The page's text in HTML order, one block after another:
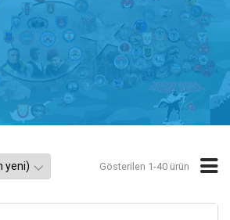
Gösterilen 1-40 ürün